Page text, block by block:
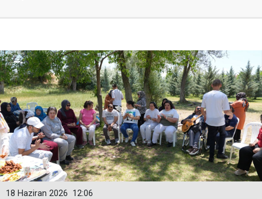
12:06
18 Haziran 2026